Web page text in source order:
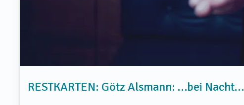
RESTKARTEN: Götz Alsmann: …bei Nacht…